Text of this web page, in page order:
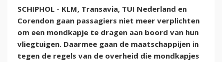
SCHIPHOL - KLM, Transavia, TUI Nederland en
Corendon gaan passagiers niet meer verplichten
om een mondkapje te dragen aan boord van hun
vliegtuigen. Daarmee gaan de maatschappijen in
tegen de regels van de overheid die mondkapjes